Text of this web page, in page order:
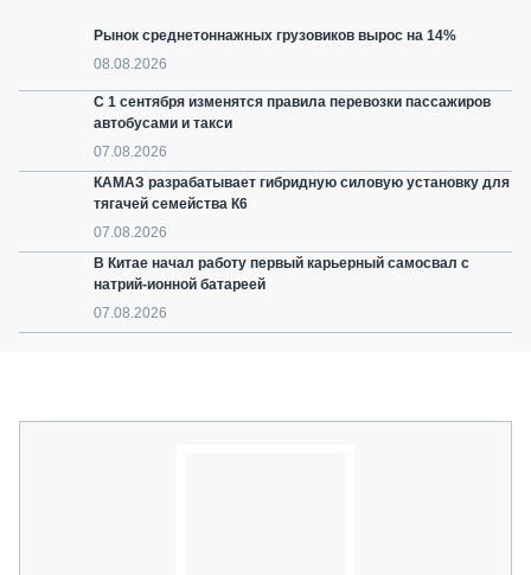
Рынок среднетоннажных грузовиков вырос на 14%
08.08.2026
С 1 сентября изменятся правила перевозки пассажиров
автобусами и такси
07.08.2026
КАМАЗ разрабатывает гибридную силовую установку для
тягачей семейства К6
07.08.2026
В Китае начал работу первый карьерный самосвал с
натрий-ионной батареей
07.08.2026